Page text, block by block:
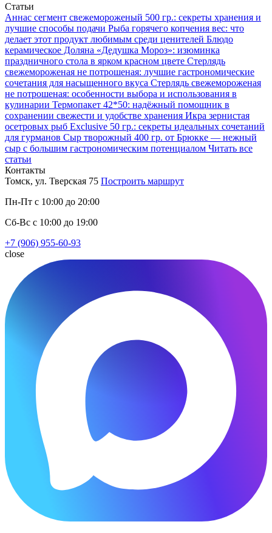
Статьи
Аннаc сегмент свежемороженый 500 гр.: секреты хранения и
лучшие способы подачи Рыба горячего копчения вес: что
делает этот продукт любимым среди ценителей Блюдо
керамическое Доляна «Дедушка Мороз»: изюминка
праздничного стола в ярком красном цвете Стерлядь
свежемороженая не потрошеная: лучшие гастрономические
сочетания для насыщенного вкуса Стерлядь свежемороженая
не потрошеная: особенности выбора и использования в
кулинарии Термопакет 42*50: надёжный помощник в
сохранении свежести и удобстве хранения Икра зернистая
осетровых рыб Exclusive 50 гр.: секреты идеальных сочетаний
для гурманов Сыр творожный 400 гр. от Брюкке — нежный
сыр с большим гастрономическим потенциалом Читать все
статьи
Контакты
Томск, ул. Тверская 75 Построить маршрут
Пн-Пт с 10:00 до 20:00
Сб-Вс с 10:00 до 19:00
+7 (906) 955-60-93
close